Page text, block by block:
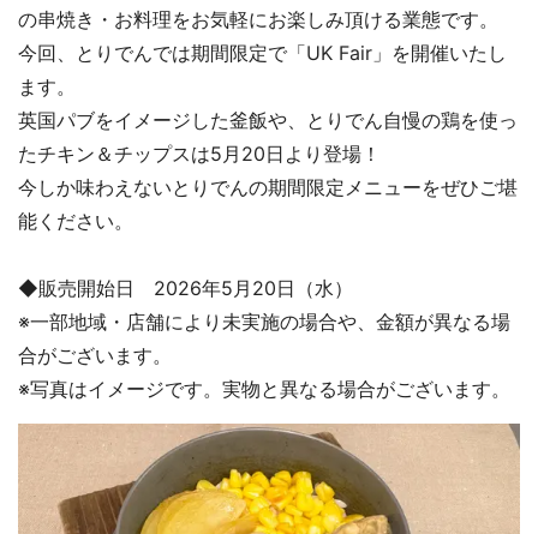
の串焼き・お料理をお気軽にお楽しみ頂ける業態です。
今回、とりでんでは期間限定で「UK Fair」を開催いたし
ます。
英国パブをイメージした釜飯や、とりでん自慢の鶏を使っ
たチキン＆チップスは5月20日より登場！
今しか味わえないとりでんの期間限定メニューをぜひご堪
能ください。
◆販売開始日 2026年5月20日（水）
※一部地域・店舗により未実施の場合や、金額が異なる場
合がございます。
※写真はイメージです。実物と異なる場合がございます。